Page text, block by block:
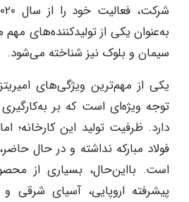
به‌عنوان یکی از تولیدکننده‌های
سیمان و بلوک نیز شناخته می‌شود.
یکی از مهم‌ترین ویژگی‌های امیریتز
توجه ویژه‌ای است که بر به‌کارگیری
دارد. ظرفیت تولید این کارخانه؛
است. بااین‌حال، بسیاری از
پیشرفته اروپایی، آسیای شرقی